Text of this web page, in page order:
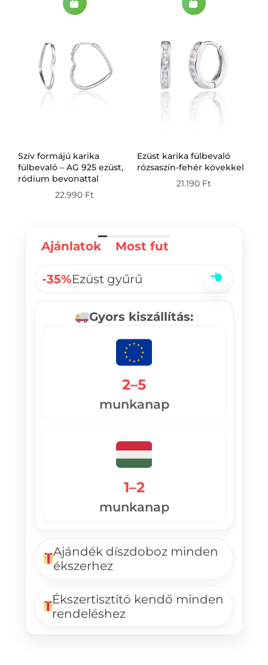
Szív formájú karika
fülbevaló – AG 925 ezüst,
ródium bevonattal
22.990 Ft
Ezüst karika fülbevaló
rózsaszín-fehér kövekkel
21.190 Ft
Ajánlatok Most fut
-35%Ezüst gyűrű
Gyors kiszállítás:
1–2
munkanap
2–5
munkanap
Ajándék díszdoboz minden
ékszerhez
Ékszertisztító kendő minden
rendeléshez